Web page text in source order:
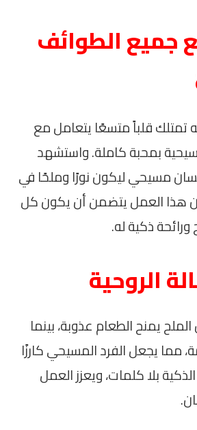
جميع الطوائف
تمتلك قلباً متسعًا يتعامل مع
بمحبة كاملة. واستشهد
مسيحي ليكون نورًا وملحًا في
أن هذا العمل يتضمن أن يكون كل
ذكية له.
الروحية
يمنح الطعام عذوبة، بينما
مما يجعل الفرد المسيحي كارزًا
بلا كلمات، ويعزز العمل